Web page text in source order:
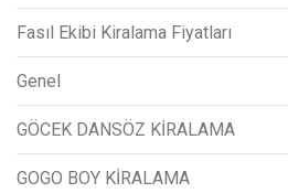
Fasıl Ekibi Kiralama Fiyatları
Genel
GÖCEK DANSÖZ KİRALAMA
GOGO BOY KİRALAMA